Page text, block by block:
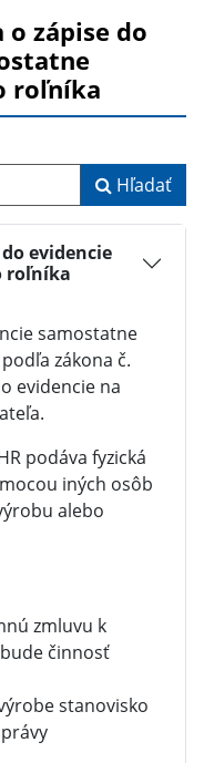
o zápise do
roľníka
Hľadať
evidencie
roľníka
samostatne
zákona č.
evidencie na
podáva fyzická
iných osôb
alebo
zmluvu k
činnosť
stanovisko